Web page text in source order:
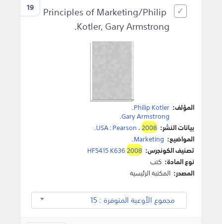
19
Principles of Marketing/Philip
Kotler, Gary Armstrong.
المؤلف: Philip Kotler
.
Gary Armstrong
.
بيانات النشر:
USA:Pearson ،2008
.
المواضيع: Marketing
.
تصنيف الكونجرس:
HF5415 K6362008
نوع المادة: كتب
المصدر: المكتبة الرئيسية
مجموع الأوعية المتوفرة : 15